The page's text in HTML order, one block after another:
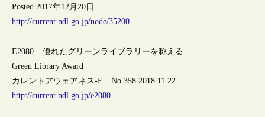
Posted 2017年12月20日
http://current.ndl.go.jp/node/35200
E2080 – 優れたグリーンライブラリーを称える
Green Library Award
カレントアウェアネス-E No.358 2018.11.22
http://current.ndl.go.jp/e2080